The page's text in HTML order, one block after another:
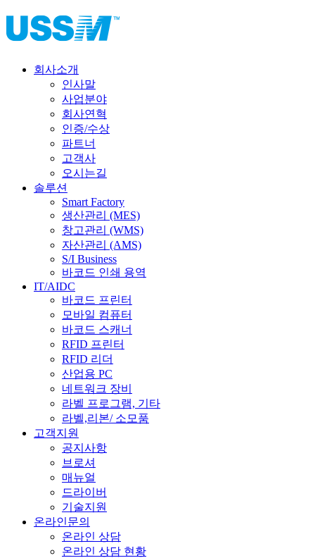
회사소개
인사말
사업분야
회사연혁
인증/수상
파트너
고객사
오시는길
솔루션
Smart Factory
생산관리 (MES)
창고관리 (WMS)
자산관리 (AMS)
S/I Business
바코드 인쇄 용역
IT/AIDC
바코드 프린터
모바일 컴퓨터
바코드 스캐너
RFID 프린터
RFID 리더
산업용 PC
네트워크 장비
라벨 프로그램, 기타
라벨,리본/ 소모품
고객지원
공지사항
브로셔
매뉴얼
드라이버
기술지원
온라인문의
온라인 상담
온라인 상담 현황